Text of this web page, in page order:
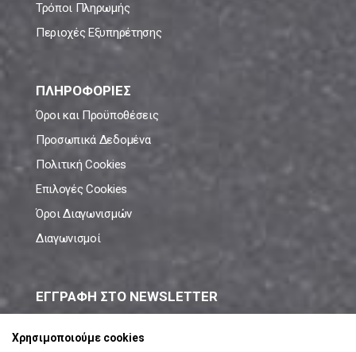
Τρόποι Πληρωμής
Περιοχές Εξυπηρέτησης
ΠΛΗΡΟΦΟΡΙΕΣ
Όροι και Προϋποθέσεις
Προσωπικά Δεδομένα
Πολιτική Cookies
Επιλογές Cookies
Όροι Διαγωνισμών
Διαγωνισμοί
ΕΓΓΡΑΦΗ ΣΤΟ NEWSLETTER
Χρησιμοποιούμε cookies